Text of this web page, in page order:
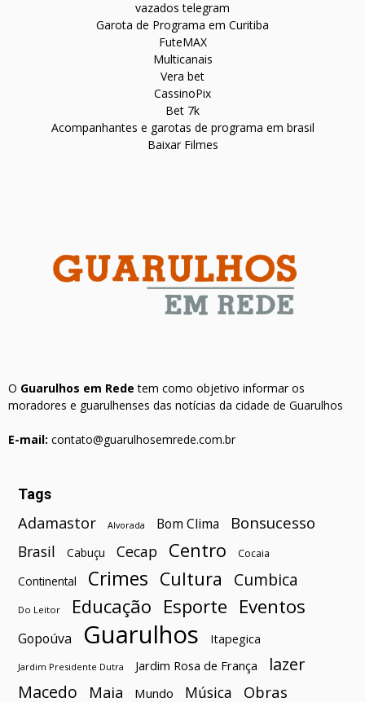
vazados telegram
Garota de Programa em Curitiba
FuteMAX
Multicanais
Vera bet
CassinoPix
Bet 7k
Acompanhantes e garotas de programa em brasil
Baixar Filmes
O Guarulhos em Rede tem como objetivo informar os
moradores e guarulhenses das notícias da cidade de Guarulhos
E-mail: contato@guarulhosemrede.com.br
Tags
Adamastor Alvorada Bom Clima Bonsucesso
Brasil Cabuçu Cecap Centro Cocaia
Continental Crimes Cultura Cumbica
Do Leitor Educação Esporte Eventos
Gopoúva Guarulhos Itapegica
Jardim Presidente Dutra Jardim Rosa de França
lazer
Macedo
Maia Mundo Música Obras